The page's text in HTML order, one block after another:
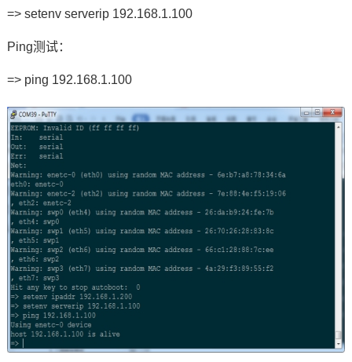
=> setenv serverip 192.168.1.100
Ping测试：
=> ping 192.168.1.100